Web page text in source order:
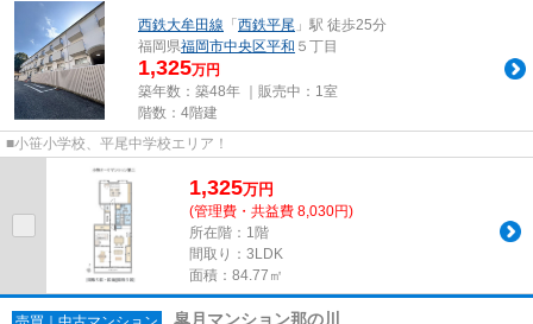
西鉄大牟田線 「 西鉄平尾 」駅 徒歩25分
福岡県福岡市中央区平和 ５丁目
1,325万円
築年数：築48年 ｜販売中： 1室
階数：4階建
■小笹小学校、平尾中学校エリア！
1,325万円
(管理費・共益費 8,030円)
所在階：1階
間取り：3LDK
面積：84.77㎡
皐月マンション那の川